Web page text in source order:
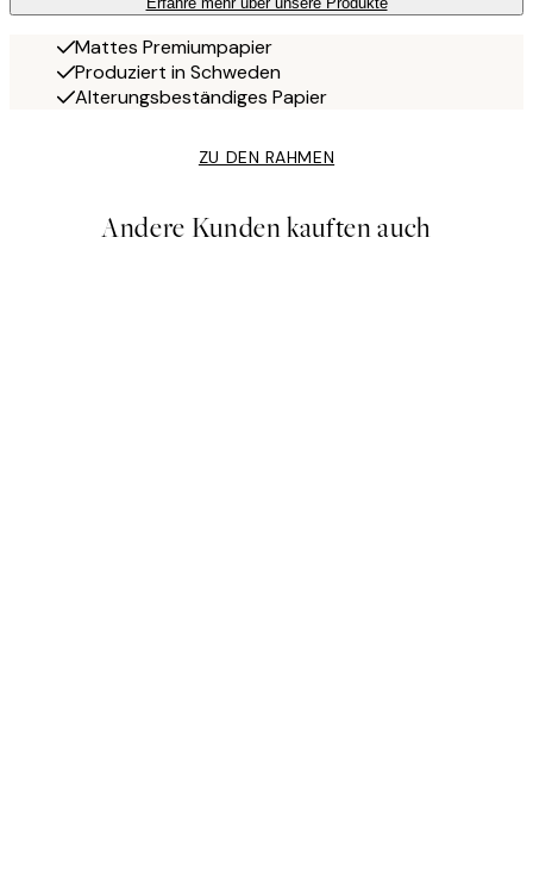
Mattes Premiumpapier
Produziert in Schweden
Alterungsbeständiges Papier
ZU DEN RAHMEN
Andere Kunden kauften auch